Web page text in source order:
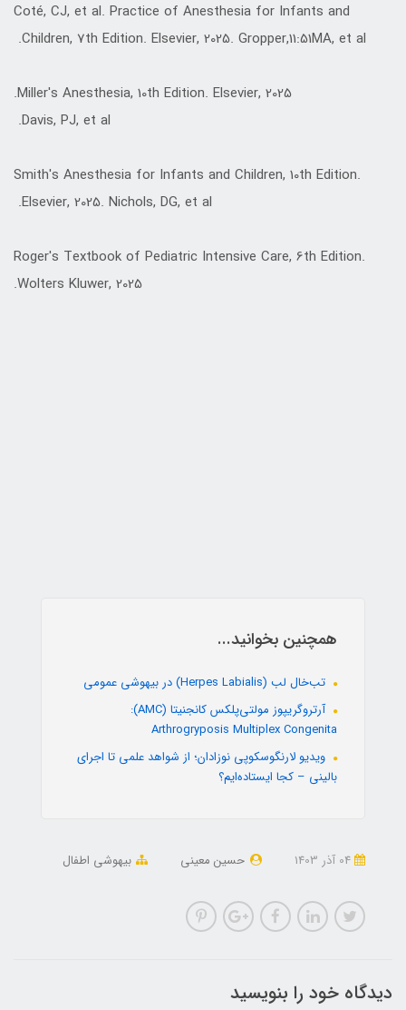
Coté, CJ, et al. Practice of Anesthesia for Infants and
Children, 7th Edition. Elsevier, 2025. Gropper,11:51MA, et al.
Miller's Anesthesia, 10th Edition. Elsevier, 2025.
Davis, PJ, et al.
Smith's Anesthesia for Infants and Children, 10th Edition.
Elsevier, 2025. Nichols, DG, et al.
Roger's Textbook of Pediatric Intensive Care, 6th Edition.
Wolters Kluwer, 2025.
همچنین بخوانید...
تب‌خال لب (Herpes Labialis) در بیهوشی عمومی
آرتروگریپوز مولتی‌پلکس کانجنیتا (AMC):
Arthrogryposis Multiplex Congenita
ویدیو لارنگوسکوپی نوزادان؛ از شواهد علمی تا اجرای
بالینی – کجا ایستاده‌ایم؟
حسین معینی بیهوشی اطفال
دیدگاه خود را بنویسید